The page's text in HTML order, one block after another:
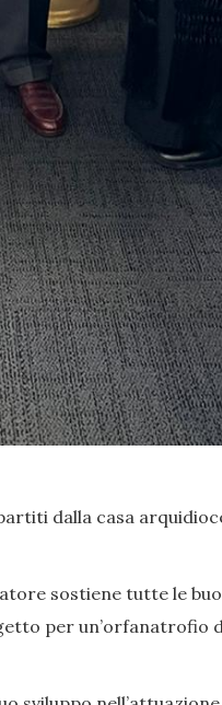
dalla casa
sostiene tutte le
per un’orfanatrofio